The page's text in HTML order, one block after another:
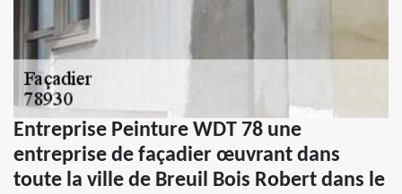
Entreprise Peinture WDT 78 une
entreprise de façadier œuvrant dans
toute la ville de Breuil Bois Robert dans le